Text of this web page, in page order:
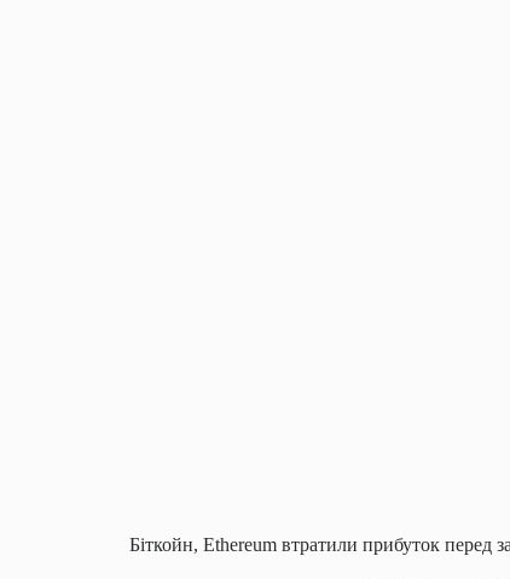
Біткойн, Ethereum втратили прибуток